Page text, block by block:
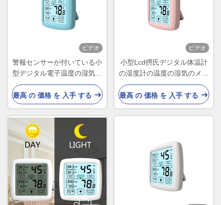
ビデオ
警報センサーが付いている小
型デジタル電子温度の湿気の
メートルのテスター
最高 の 価格 を 入手 する
ビデオ
小型Lcd摂氏デジタル体温計
の湿度計の温度の湿気のメー
トルのゲージ
最高 の 価格 を 入手 する